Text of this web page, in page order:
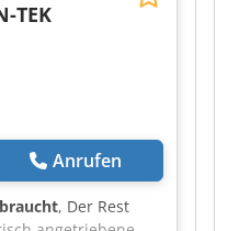
TEK
Anrufen
, Der Rest